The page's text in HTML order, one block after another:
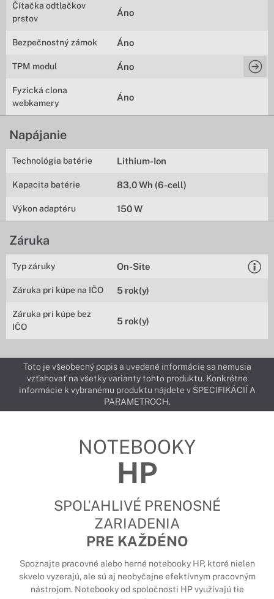
Čítačka odtlačkov
prstov
Áno
Bezpečnostný zámok Áno
TPM modul Áno
Fyzická clona
webkamery
Áno
Napájanie
Technológia batérie Lithium-Ion
Kapacita batérie 83,0 Wh (6-cell)
Výkon adaptéru 150 W
Záruka
Typ záruky On-Site
Záruka pri kúpe na IČO 5 rok(y)
Záruka pri kúpe bez
IČO
5 rok(y)
Toto je všeobecný popis a uvedené informácie sa nemusia
vzťahovať na všetky varianty tohto produktu. Konkrétne
informácie k vybranému produktu nájdete v ŠPECIFIKÁCIÍ A
PARAMETROCH.
NOTEBOOKY
HP
SPOĽAHLIVÉ PRENOSNÉ
ZARIADENIA
PRE KAŽDÉNO
Spoznajte pracovné alebo herné notebooky HP, ktoré nielen
skvelo vyzerajú, ale sú aj neobyčajne efektívnym pracovným
nástrojom. Notebooky od spoločnosti HP využívajú tie